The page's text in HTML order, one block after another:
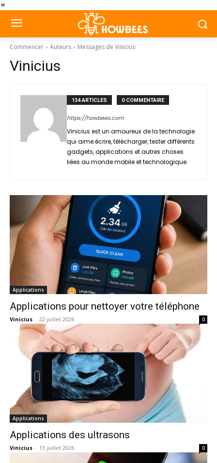
=
Commencer Auteurs Messages de Vinicius
Vinicius
134 ARTICLES 0 COMMENTAIRE
https://howbees.com
Vinicius est un amoureux de la technologie
qui aime écrire, télécharger, tester différents
gadgets, applications et autres choses
liées au monde mobile et technologique.
Applications
Applications pour nettoyer votre téléphone
Vinicius - 22 juillet 2026 0
Applications
Applications des ultrasons
Vinicius - 13 juillet 2026 0